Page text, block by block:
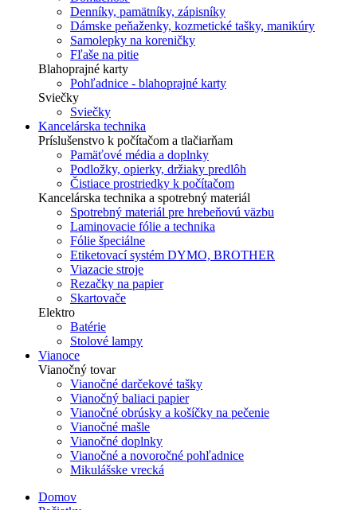
Denníky, pamätníky, zápisníky
Dámske peňaženky, kozmetické tašky, manikúry
Samolepky na koreničky
Fľaše na pitie
Blahoprajné karty
Pohľadnice - blahoprajné karty
Sviečky
Sviečky
Kancelárska technika
Príslušenstvo k počítačom a tlačiarňam
Pamäťové média a doplnky
Podložky, opierky, držiaky predlôh
Čistiace prostriedky k počítačom
Kancelárska technika a spotrebný materiál
Spotrebný materiál pre hrebeňovú väzbu
Laminovacie fólie a technika
Fólie špeciálne
Etiketovací systém DYMO, BROTHER
Viazacie stroje
Rezačky na papier
Skartovače
Elektro
Batérie
Stolové lampy
Vianoce
Vianočný tovar
Vianočné darčekové tašky
Vianočný baliaci papier
Vianočné obrúsky a košíčky na pečenie
Vianočné mašle
Vianočné doplnky
Vianočné a novoročné pohľadnice
Mikulášske vrecká
Domov